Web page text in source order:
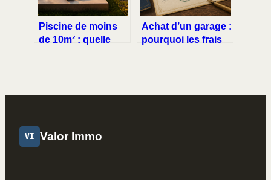
Piscine de moins
de 10m² : quelle
litiges ?
Achat d’un garage :
pourquoi les frais
VI Valor Immo